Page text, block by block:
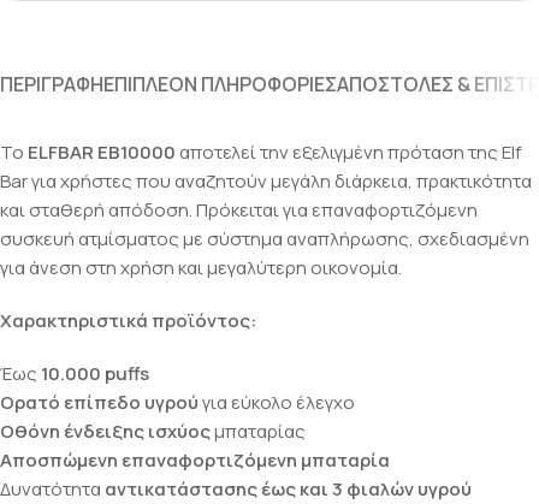
ΠΕΡΙΓΡΑΦΉΕΠΙΠΛΈΟΝ ΠΛΗΡΟΦΟΡΊΕΣΑΠΟΣΤΟΛΈΣ &
Το ELFBAR EB10000 αποτελεί την εξελιγμένη πρόταση της Elf
Bar για χρήστες που αναζητούν μεγάλη διάρκεια, πρακτικότητα
και σταθερή απόδοση. Πρόκειται για επαναφορτιζόμενη
συσκευή ατμίσματος με σύστημα αναπλήρωσης, σχεδιασμένη
για άνεση στη χρήση και μεγαλύτερη οικονομία.
Χαρακτηριστικά προϊόντος:
Έως 10.000 puffs
Ορατό επίπεδο υγρούγια εύκολο έλεγχο
Οθόνη ένδειξης ισχύοςμπαταρίας
Αποσπώμενη επαναφορτιζόμενη μπαταρία
Δυνατότητα αντικατάστασης έως και 3 φιαλών υγρού